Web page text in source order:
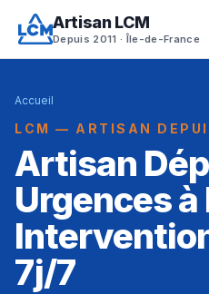
Artisan LCM
Depuis 2011 · Île-de-France
Accueil
LCM — ARTISAN
Artisan
Urgences à
7j/7